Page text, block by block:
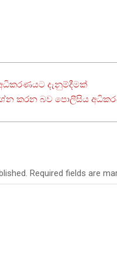
අධිකරණයට දැනුම්දීමක්
කරන බව පොලීසිය
Required fields are